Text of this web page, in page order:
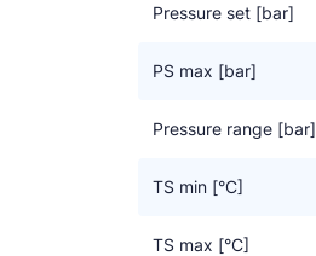
Pressure set [bar]
PS max [bar]
Pressure range [bar]
TS min [°C]
TS max [°C]